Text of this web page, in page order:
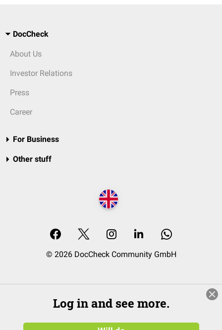
DocCheck
About Us
Investor Relations
Press
Career
For Business
Other stuff
© 2026 DocCheck Community GmbH
Log in and see more.